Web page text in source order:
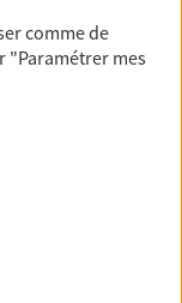
notre
en cas
comme de
"Paramétrer mes